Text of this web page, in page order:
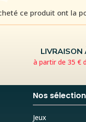
ce produit ont la
LIVRAISON
à partir de 35 €
Nos
Jeux